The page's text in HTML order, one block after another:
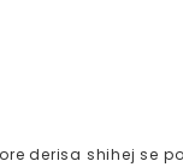
derisa shihej se